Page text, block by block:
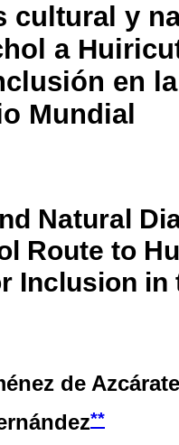
cultural y
a
en
Mundial
Natural
Route to
Inclusion in
de Azcárate
**